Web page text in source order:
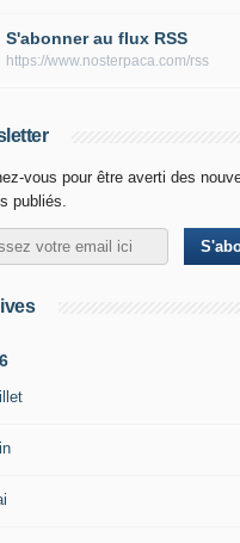
S'abonner au flux RSS
https://www.nosterpaca.com/rss
vous pour être averti des
publiés.